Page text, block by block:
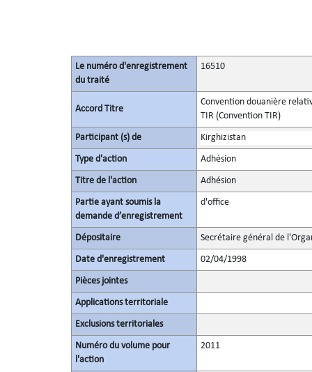
Le numéro d'enregistrement
du traité
16510
Accord Titre
Convention douanière
TIR (Convention TIR)
Participant (s) de Kirghizistan
Type d'action Adhésion
Titre de l'action Adhésion
Partie ayant soumis la
demande d’enregistrement
d'office
Dépositaire Secrétaire général de
Date d'enregistrement 02/04/1998
Pièces jointes
Applications territoriale
Exclusions territoriales
Numéro du volume pour
l'action
2011